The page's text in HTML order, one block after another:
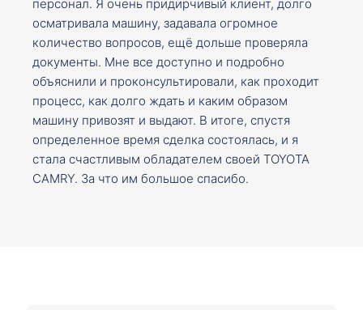
персонал. Я очень придирчивый клиент, долго
осматривала машину, задавала огромное
количество вопросов, ещё дольше проверяла
документы. Мне все доступно и подробно
объяснили и проконсультировали, как проходит
процесс, как долго ждать и каким образом
машину привозят и выдают. В итоге, спустя
определенное время сделка состоялась, и я
стала счастливым обладателем своей TOYOTA
CAMRY. За что им большое спасибо.